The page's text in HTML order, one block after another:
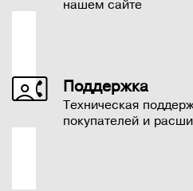
нашем сайте
Поддержка
Техническая
покупателей и